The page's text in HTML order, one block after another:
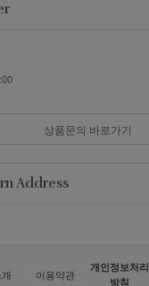
상품문의 바로가기
Address
이용약관
개인정보처리
방침